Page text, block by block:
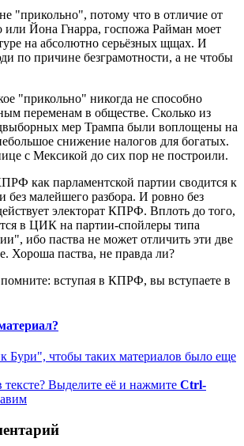
"прикольно", потому что в отличие от
или Йона Гнарра, госпожа Райман моет
на абсолютно серьёзных щщах. И
по причине безграмотности, а не чтобы
"прикольно" никогда не способно
переменам в обществе. Сколько из
мер Трампа были воплощены на
снижение налогов для богатых.
с Мексикой до сих пор не построили.
как парламентской партии сводится к
без малейшего разбора. И ровно без
электорат КПРФ. Вплоть до того,
в ЦИК на партии-спойлеры типа
ибо паства не может отличить эти две
Хороша паства, не правда ли?
вступая в КПРФ, вы вступаете в
Бури", чтобы таких материалов было еще
Выделите её и нажмите Ctrl-